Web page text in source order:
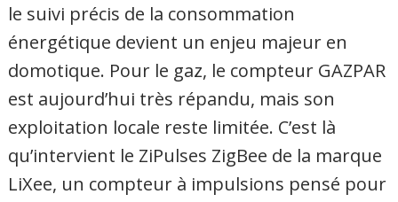
le suivi précis de la consommation
énergétique devient un enjeu majeur en
domotique. Pour le gaz, le compteur GAZPAR
est aujourd’hui très répandu, mais son
exploitation locale reste limitée. C’est là
qu’intervient le ZiPulses ZigBee de la marque
LiXee, un compteur à impulsions pensé pour